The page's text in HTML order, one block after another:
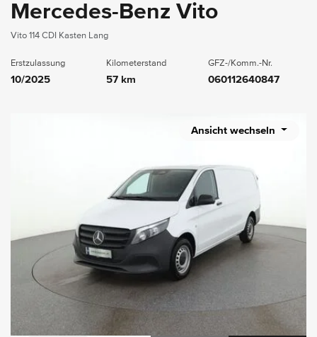
Mercedes-Benz Vito
Vito 114 CDI Kasten Lang
Erstzulassung
10/2025
Kilometerstand
57 km
GFZ-/Komm.-Nr.
060112640847
Ansicht wechseln
360° Innenansicht